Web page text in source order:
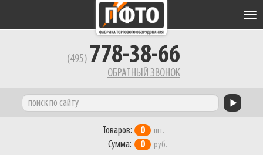
(495) 778-38-66
ОБРАТНЫЙ ЗВОНОК
Товаров: 0 шт.
Сумма: 0 руб.